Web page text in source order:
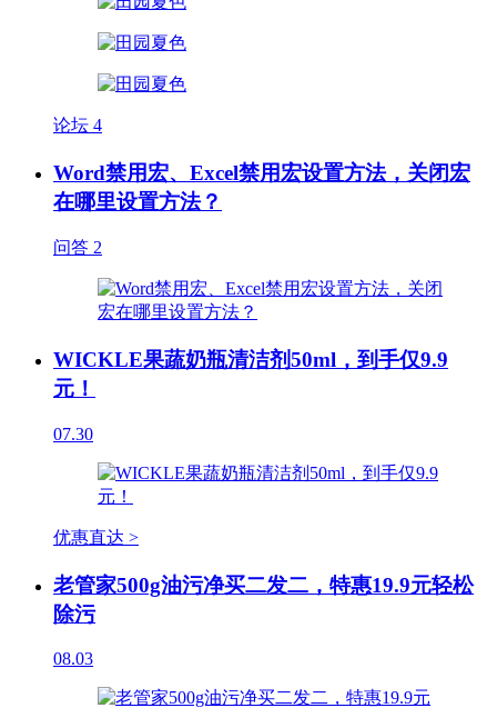
论坛 4
Word禁用宏、Excel禁用宏设置方法，关闭宏
在哪里设置方法？
问答 2
WICKLE果蔬奶瓶清洁剂50ml，到手仅9.9
元！
07.30
优惠直达 >
老管家500g油污净买二发二，特惠19.9元轻松
除污
08.03